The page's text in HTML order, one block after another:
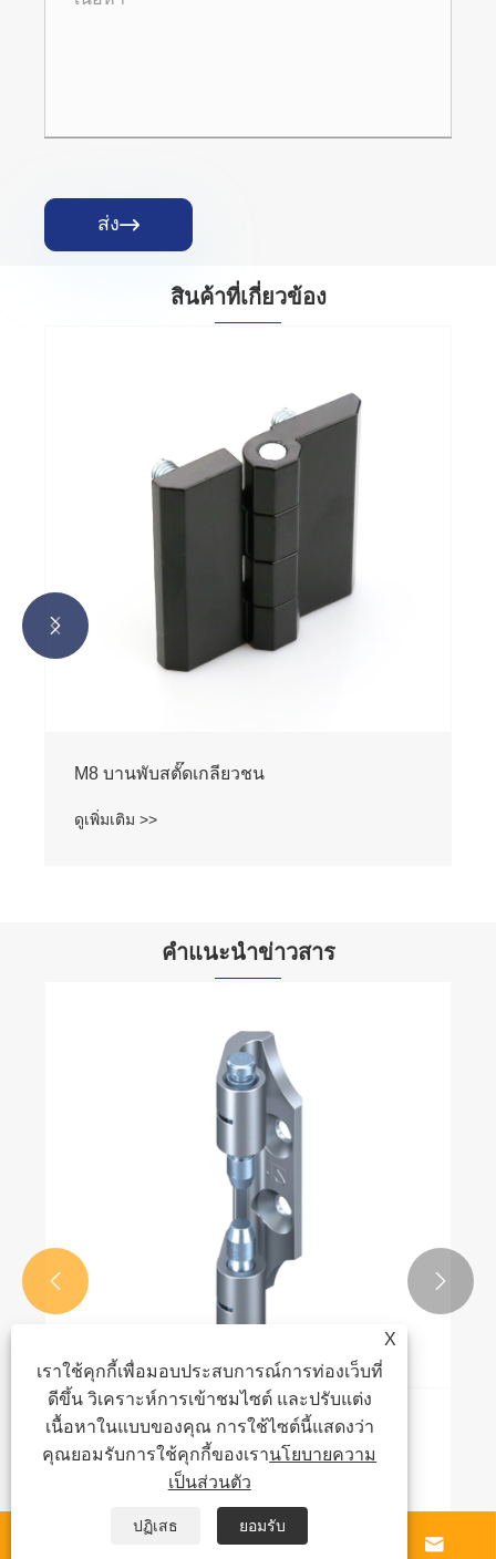
ส่ง
สินค้าที่เกี่ยวข้อง
M8 บานพับสตั๊ดเกลียวชน
ดูเพิ่มเติม >>


คำแนะนำข่าวสาร
ส่วนประกอบของบานพับตู้
 
 
X
เราใช้คุกกี้เพื่อมอบประสบการณ์การท่องเว็บที่
ดีขึ้น วิเคราะห์การเข้าชมไซต์ และปรับแต่ง
เนื้อหาในแบบของคุณ การใช้ไซต์นี้แสดงว่า
คุณยอมรับการใช้คุกกี้ของเรานโยบายความ
เป็นส่วนตัว
ปฏิเสธ ยอมรับ